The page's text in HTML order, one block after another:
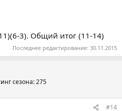
3). Общий итог (11-14)
Последнее редактирование: 30.11.2015
сезона: 275
#14